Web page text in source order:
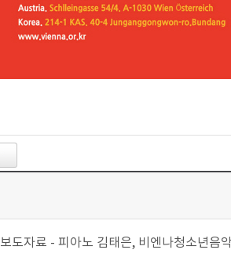
보도자료 - 피아노 김태은, 비엔나청소년음